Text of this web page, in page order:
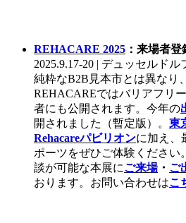
REHACARE 2025 ：来場者
2025.9.17-20 | デュッセルドル
純粋なB2B見本市とは異なり
REHACAREではバリアフリ
者にも公開されます。今年の
開されました（暫定版）。 東
Rehacareパビリオンに加え、
ポーツをぜひご体験ください
談が可能な本展にご来場・ ご
おります。お問い合わせはこ